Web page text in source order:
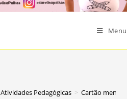
Menu
Atividades Pedagógicas > Cartão